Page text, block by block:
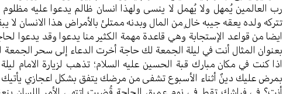
رب العالمین یُمهل ولا یُهمل لا ینسی ولهذا انسان ظالم یدعوا علیه
تترکه ولده یعقه جیبه خالٍ من المال وبدنه ممتلئ بالأمراض هذا الانسان
ایضا من قواعد الإستجابة وهي قاعدة مهمة الکثیر منا یدعوا وقد یدعوا
بعنوان المثال أنت في لیلة الجمعة لك حاجة أخرت الدعاء إلی سحر الجمعة
اذا کنت في مکان مبارك قبة الحسین علیه السلام؛ تذهب لزیارة الامام
بمرض علیك دینٌ أثناء الأسبوع تشفی من مرضك یتفق بشکل اعجازي يأتيك